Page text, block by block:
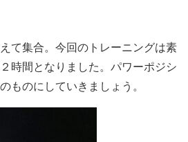
て集合。今回のトレーニングは素
時間となりました。パワーポジシ
ものにしていきましょう。